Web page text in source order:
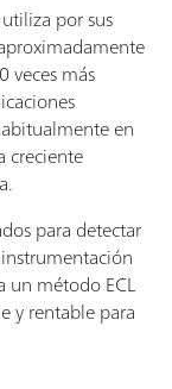
por sus
veces más
en
creciente
para detectar
un método ECL
y rentable para